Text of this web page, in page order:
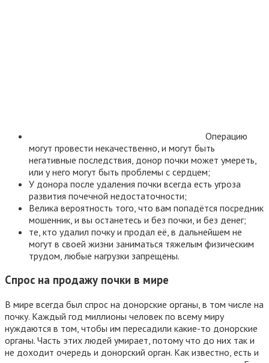
Операцию
могут провести некачественно, и могут быть
негативные последствия, донор почки может умереть,
или у него могут быть проблемы с сердцем;
У донора после удаления почки всегда есть угроза
развития почечной недостаточности;
Велика вероятность того, что вам попадётся посредник
мошенник, и вы останетесь и без почки, и без денег;
те, кто удалил почку и продал её, в дальнейшем не
могут в своей жизни заниматься тяжелым физическим
трудом, любые нагрузки запрещены.
Спрос на продажу почки в мире
В мире всегда был спрос на донорские органы, в том числе на
почку. Каждый год миллионы человек по всему миру
нуждаются в том, чтобы им пересадили какие-то донорские
органы. Часть этих людей умирает, потому что до них так и
не доходит очередь и донорский орган. Как известно, есть и